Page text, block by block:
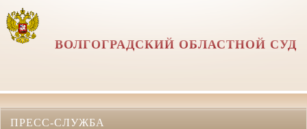
ВОЛГОГРАДСКИЙ ОБЛАСТНОЙ СУД
ПРЕСС-СЛУЖБА